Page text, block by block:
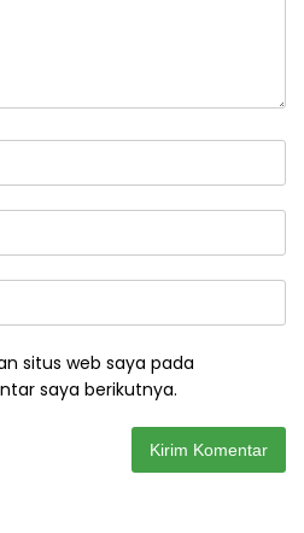
situs web saya pada
saya berikutnya.